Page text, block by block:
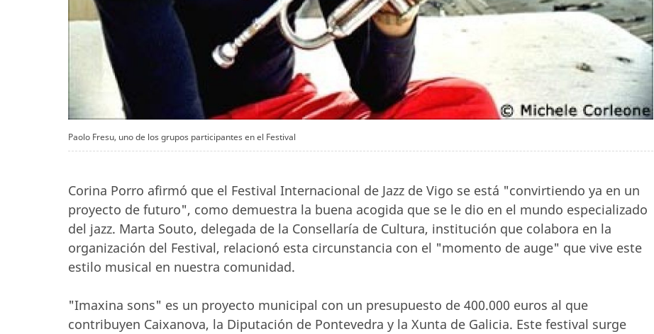
Paolo Fresu, uno de los grupos participantes en el Festival
Corina Porro afirmó que el Festival Internacional de Jazz de Vigo se está "convirtiendo ya en un
proyecto de futuro", como demuestra la buena acogida que se le dio en el mundo especializado
del jazz. Marta Souto, delegada de la Consellaría de Cultura, institución que colabora en la
organización del Festival, relacionó esta circunstancia con el "momento de auge" que vive este
estilo musical en nuestra comunidad.
"Imaxina sons" es un proyecto municipal con un presupuesto de 400.000 euros al que
contribuyen Caixanova, la Diputación de Pontevedra y la Xunta de Galicia. Este festival surge